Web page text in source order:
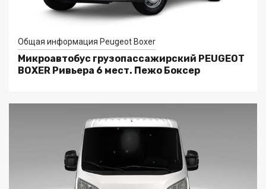
Общая информация Peugeot Boxer
Микроавтобус грузопассажирский PEUGEOT
BOXER Ривьера 6 мест. Пежо Боксер